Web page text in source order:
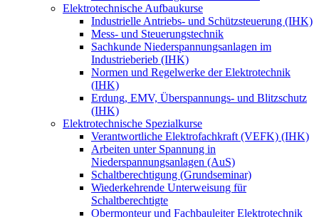
Elektrotechnische Aufbaukurse
Industrielle Antriebs- und Schützsteuerung (IHK)
Mess- und Steuerungstechnik
Sachkunde Niederspannungsanlagen im
Industrieberieb (IHK)
Normen und Regelwerke der Elektrotechnik
(IHK)
Erdung, EMV, Überspannungs- und Blitzschutz
(IHK)
Elektrotechnische Spezialkurse
Verantwortliche Elektrofachkraft (VEFK) (IHK)
Arbeiten unter Spannung in
Niederspannungsanlagen (AuS)
Schaltberechtigung (Grundseminar)
Wiederkehrende Unterweisung für
Schaltberechtigte
Obermonteur und Fachbauleiter Elektrotechnik